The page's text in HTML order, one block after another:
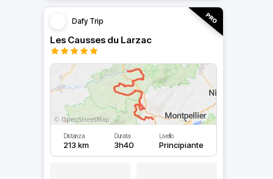
Dafy Trip
Les Causses du Larzac
Distanza
213 km
Durata
3h40
Livello
Principiante